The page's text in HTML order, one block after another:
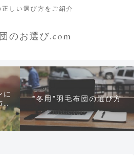
しい選び方をご紹介
のお選び.com
に
”冬用”羽毛布団の選び方